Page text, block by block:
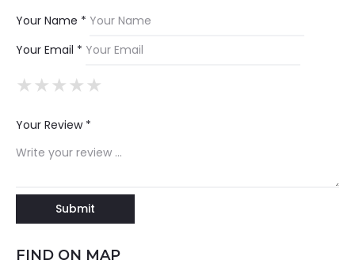
Your Name *
Your Email *
★
★★
★★★
★★★★
★★★★★
Your Review *
FIND ON MAP